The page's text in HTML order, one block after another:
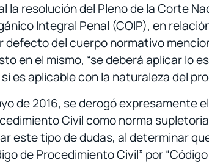
resolución del Pleno de la Corte
Integral Penal (COIP), en
del cuerpo normativo
en el mismo, “se deberá aplicar lo
es aplicable con la naturaleza del
de 2016, se derogó expresamente
Civil como norma
este tipo de dudas, al determinar
de Procedimiento Civil” por